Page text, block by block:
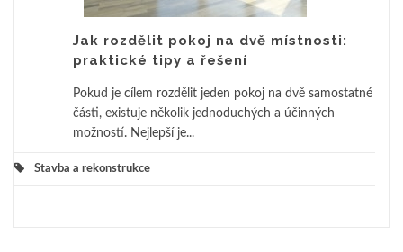
Jak rozdělit pokoj na dvě místnosti:
praktické tipy a řešení
Pokud je cílem rozdělit jeden pokoj na dvě samostatné
části, existuje několik jednoduchých a účinných
možností. Nejlepší je...
Stavba a rekonstrukce